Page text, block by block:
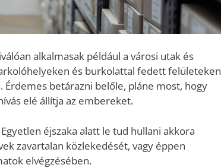
alkalmasak például a városi utak és
és burkolattal fedett felületeken
betárazni belőle, pláne most, hogy
elé állítja az embereket.
éjszaka alatt le tud hullani akkora
zavartalan közlekedését, vagy éppen
elvégzésében.